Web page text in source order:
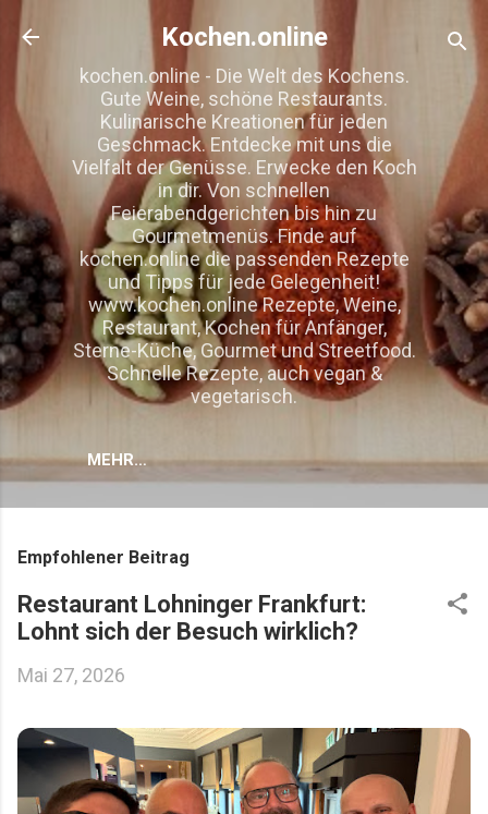
Direkt zum Hauptbereich
Kochen.online
kochen.online - Die Welt des Kochens.
Gute Weine, schöne Restaurants.
Kulinarische Kreationen für jeden
Geschmack. Entdecke mit uns die
Vielfalt der Genüsse. Erwecke den Koch
in dir. Von schnellen
Feierabendgerichten bis hin zu
Gourmetmenüs. Finde auf
kochen.online die passenden Rezepte
und Tipps für jede Gelegenheit!
www.kochen.online Rezepte, Weine,
Restaurant, Kochen für Anfänger,
Sterne-Küche, Gourmet und Streetfood.
Schnelle Rezepte, auch vegan &
vegetarisch.
MEHR…
Empfohlener Beitrag
Restaurant Lohninger Frankfurt:
Lohnt sich der Besuch wirklich?
Mai 27, 2026